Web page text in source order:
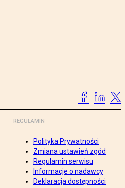
REGULAMIN
Polityka Prywatności
Zmiana ustawień zgód
Regulamin serwisu
Informacje o nadawcy
Deklaracja dostępności